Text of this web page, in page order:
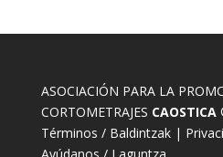
ASOCIACIÓN PARA LA
CORTOMETRAJES CAOSTICA
Términos / Baldintzak|